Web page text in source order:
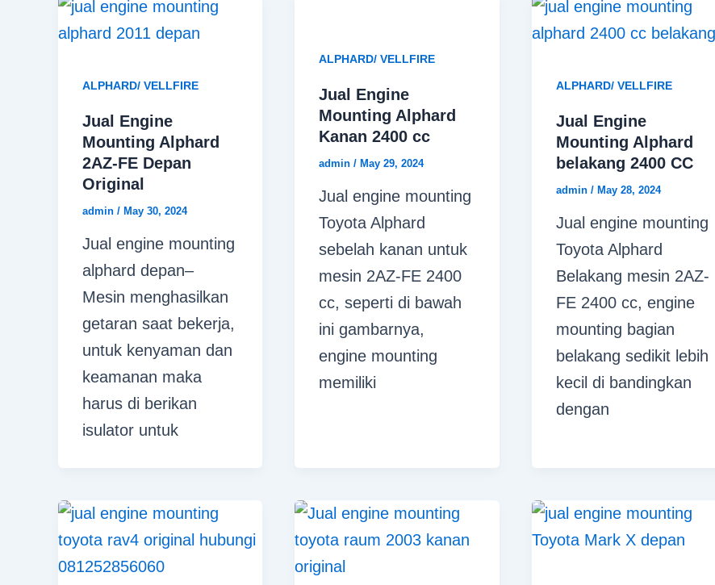
ALPHARD/ VELLFIRE
Jual Engine
Mounting Alphard
2AZ-FE Depan
Original
admin / May 30, 2024
Jual engine mounting
alphard depan–
Mesin menghasilkan
getaran saat bekerja,
untuk kenyaman dan
keamanan maka
harus di berikan
isulator untuk
ALPHARD/ VELLFIRE
Jual Engine
Mounting Alphard
Kanan 2400 cc
admin/May 29, 2024
Jual engine mounting
Toyota Alphard
sebelah kanan untuk
mesin 2AZ-FE 2400
cc, seperti di bawah
ini gambarnya,
engine mounting
memiliki
ALPHARD/ VELLFIRE
Jual Engine
Mounting Alphard
belakang 2400 CC
admin / May 28, 2024
Jual engine mounting
Toyota Alphard
Belakang mesin 2AZ-
FE 2400 cc, engine
mounting bagian
belakang sedikit lebih
kecil di bandingkan
dengan